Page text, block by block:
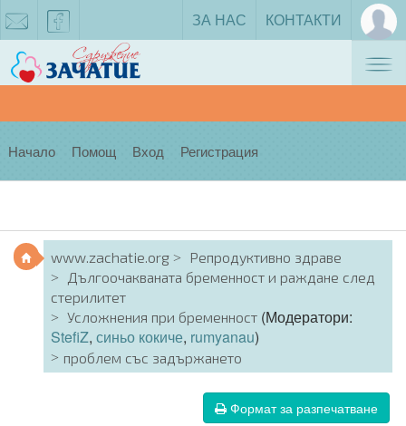
facebook
ЗА НАС КОНТАКТИ
Начало Помощ Вход Регистрация
www.zachatie.org
Репродуктивно здраве
Дългоочакваната бременност и раждане след
стерилитет
Усложнения при бременност(Модератори:
StefiZ, синьо кокиче, rumyanau)
проблем със задържането
Формат за разпечатване